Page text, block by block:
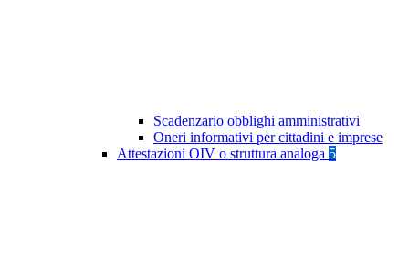
Scadenzario obblighi amministrativi
Oneri informativi per cittadini e imprese
Attestazioni OIV o struttura analoga 5